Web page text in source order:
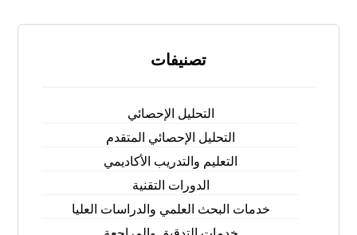
تصنيفات
التحليل الإحصائي
التحليل الإحصائي المتقدم
التعليم والتدريب الأكاديمي
الدورات التقنية
خدمات البحث العلمي والدراسات العليا